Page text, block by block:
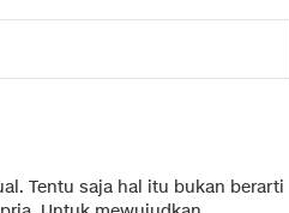
Tentu saja hal itu bukan berarti